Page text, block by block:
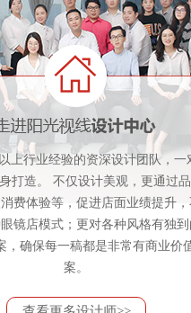
上行业经验的资深设计团队，一
打造。 不仅设计美观，更通过
费体验等，促进店面业绩提升
镜店模式；更对各种风格有独
，确保每一稿都是非常有商业价
案。